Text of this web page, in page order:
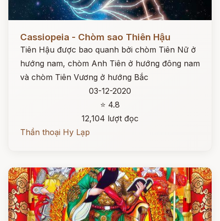
Cassiopeia - Chòm sao Thiên Hậu
Tiên Hậu được bao quanh bởi chòm Tiên Nữ ở
hướng nam, chòm Anh Tiên ở hướng đông nam
và chòm Tiên Vương ở hướng Bắc
03-12-2020
⭐ 4.8
12,104 lượt đọc
Thần thoại Hy Lạp